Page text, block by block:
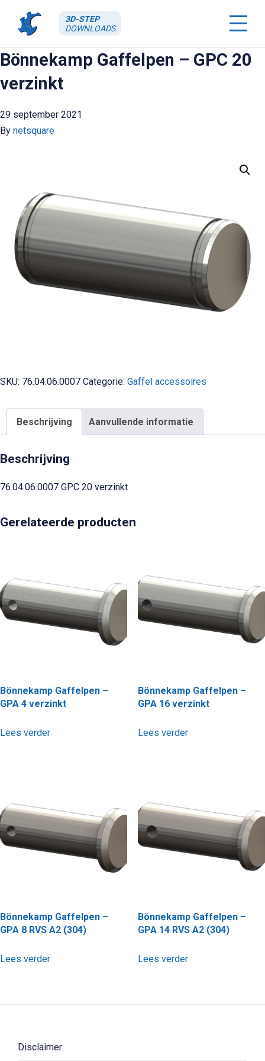
3D-STEP
DOWNLOADS
Bönnekamp Gaffelpen – GPC 20
verzinkt
29 september 2021
By netsquare
SKU: 76.04.06.0007 Categorie: Gaffel accessoires
Beschrijving Aanvullende informatie
Beschrijving
76.04.06.0007 GPC 20 verzinkt
Gerelateerde producten
Bönnekamp Gaffelpen –
GPA 4 verzinkt
Lees verder
Bönnekamp Gaffelpen –
GPA 16 verzinkt
Lees verder
Bönnekamp Gaffelpen –
GPA 8 RVS A2 (304)
Lees verder
Bönnekamp Gaffelpen –
GPA 14 RVS A2 (304)
Lees verder
Disclaimer